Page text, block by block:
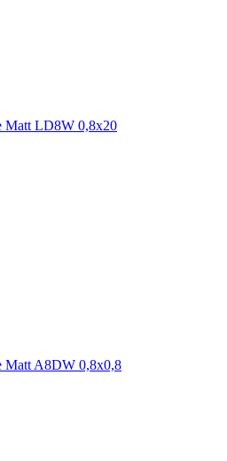
Matt LD8W 0,8x20
Matt A8DW 0,8x0,8